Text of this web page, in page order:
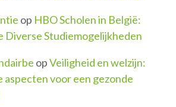
op HBO Scholen in België:
Diverse Studiemogelijkheden
opVeiligheid en welzijn:
aspecten voor een gezonde